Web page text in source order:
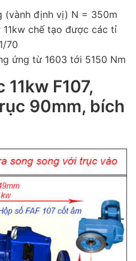
(vành định vị) N = 350m
chế tạo được các tỉ
70
ứng từ 1603 tới 5150 Nm
F107,
90mm, bích